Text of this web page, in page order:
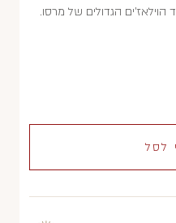
הוילאז'ים הגדולים של מרסו.
לסל